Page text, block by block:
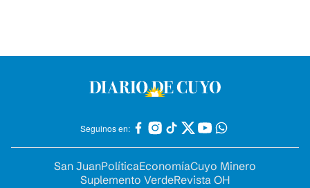
Seguinos en:
San JuanPolíticaEconomíaCuyo Minero
Suplemento VerdeRevista OH